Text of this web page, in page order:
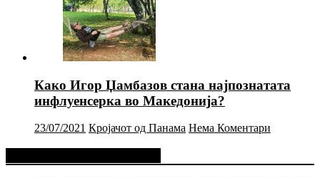
Како Игор Џамбазов стана најпознатата
инфлуенсерка во Македонија?
23/07/2021 Кројачот од Панама Нема Коментари